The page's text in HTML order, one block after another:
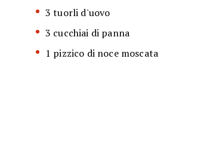
3 tuorli d'uovo
3 cucchiai di panna
1 pizzico di noce moscata